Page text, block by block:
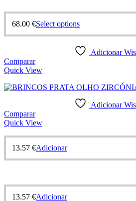
68.00 €Select options
Adicionar
Comparar
Quick View
Adicionar
Comparar
Quick View
13.57 €Adicionar
13.57 €Adicionar